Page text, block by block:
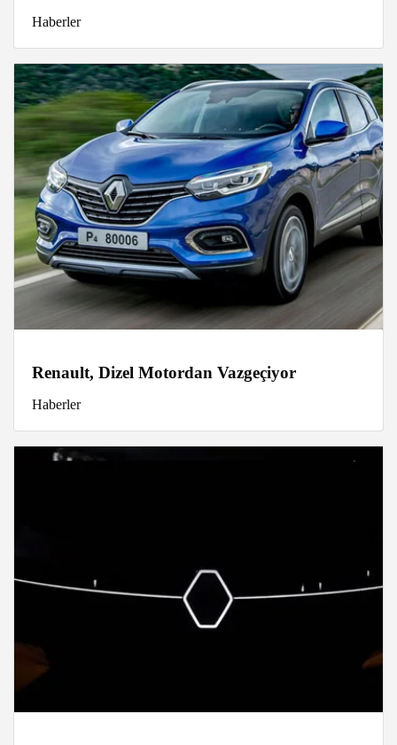
Haberler
Renault, Dizel Motordan Vazgeçiyor
Haberler